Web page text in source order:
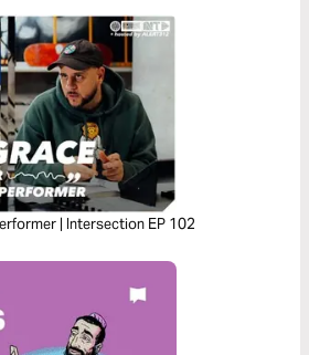
| Intersection EP 102